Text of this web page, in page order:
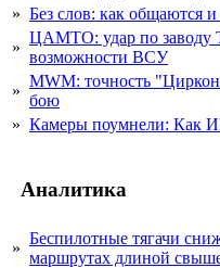
» Без слов: как общаются
»
ЦАМТО: удар по заводу
возможности ВСУ
»
MWM: точность
бою
» Камеры поумнели: Как
Аналитика
»
Беспилотные тягачи
маршрутах длиной